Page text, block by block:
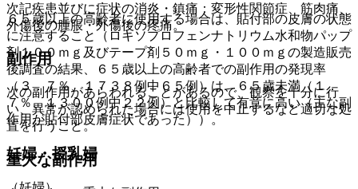
６５歳以上の高齢者に使用する場合は、貼付部の皮膚の状態
に注意すること（ロキソプロフェンナトリウム水和物パップ
剤１００ｍｇ及びテープ剤５０ｍｇ・１００ｍｇの製造販売
後調査の結果、６５歳以上の高齢者での副作用の発現率
（３．７％、１７３８例中６５例）は、６５歳未満（１．
７％、１３００例中２２例）と比較して有意に高い（主な副
作用が貼付部皮膚症状であった））。
妊婦・授乳婦
次記疾患並びに症状の消炎・鎮痛：変形性関節症、筋肉痛、
外傷後の腫脹・外傷後の疼痛。
副作用
次の副作用があらわれることがあるので、観察を十分に行
い、異常が認められた場合には使用を中止するなど適切な処
置を行うこと。
重大な副作用